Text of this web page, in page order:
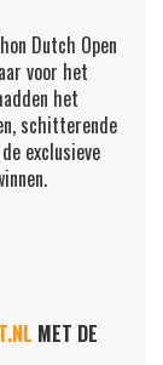
Dutch Open
voor het
het
schitterende
exclusieve
MET DE